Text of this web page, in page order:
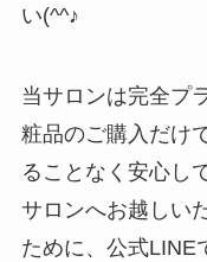
い(^^♪
当サロンは完全プ
粧品のご購入だけ
ることなく安心し
サロンへお越しい
ために、公式LINE